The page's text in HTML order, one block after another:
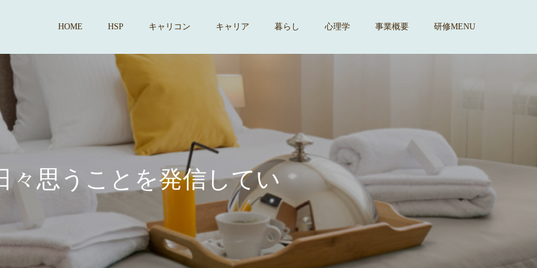
HOME HSP キャリコン キャリア 暮らし 心理学 事業概要 研修MENU
思うことを発信しています。